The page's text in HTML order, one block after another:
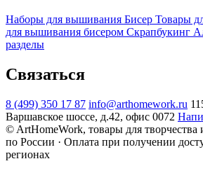
Наборы для вышивания Бисер Товары
для вышивания бисером Скрапбукинг
разделы
Связаться
8 (499) 350 17 87 info@arthomework.ru
Варшавское шоссе, д.42, офис 0072
© ArtHomeWork, товары для творчества
по России · Оплата при получении
регионах